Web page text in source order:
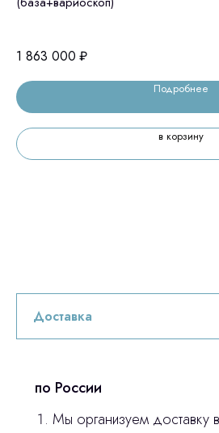
1 863 000 ₽
Подробнее
в корзину
по России
Мы организуем доставку
Остались